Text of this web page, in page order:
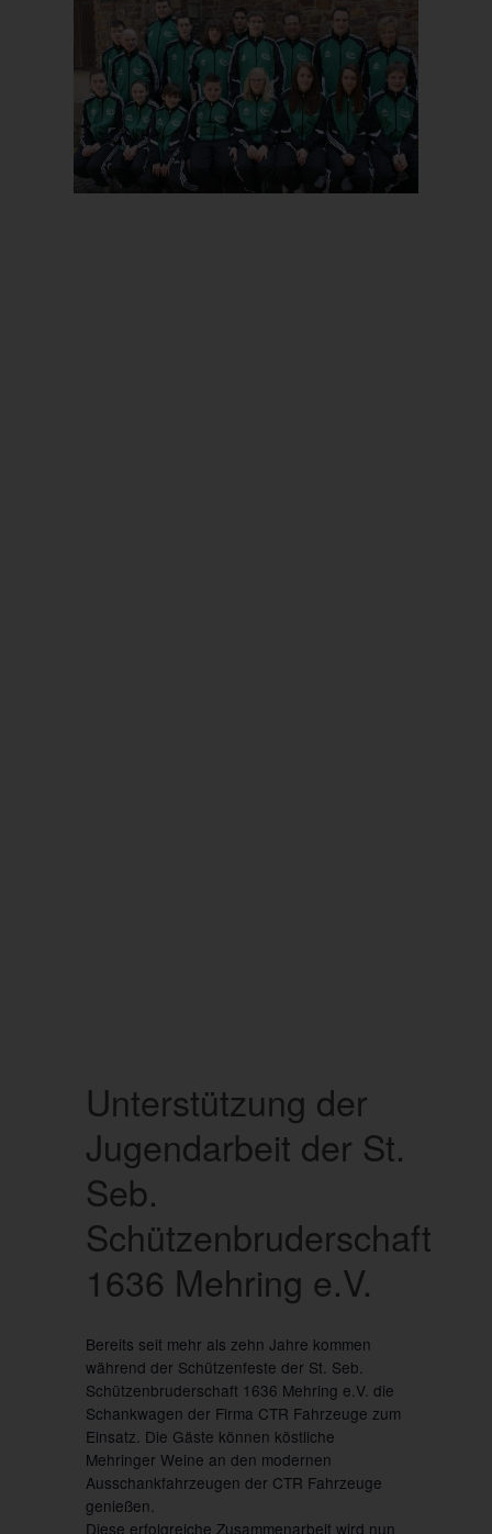
Unterstützung der
Jugendarbeit der St.
Seb.
Schützenbruderschaft
1636 Mehring e.V.
Bereits seit mehr als zehn Jahre kommen
während der Schützenfeste der St. Seb.
Schützenbruderschaft 1636 Mehring e.V. die
Schankwagen der Firma CTR Fahrzeuge zum
Einsatz. Die Gäste können köstliche
Mehringer Weine an den modernen
Ausschankfahrzeugen der CTR Fahrzeuge
genießen.
Diese erfolgreiche Zusammenarbeit wird nun